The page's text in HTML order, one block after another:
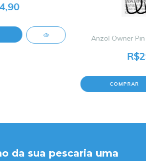
Anzol Owner
da sua pescaria uma